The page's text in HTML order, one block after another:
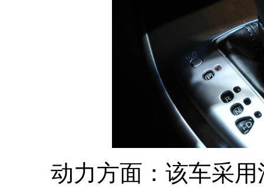
动力方面：该车采用